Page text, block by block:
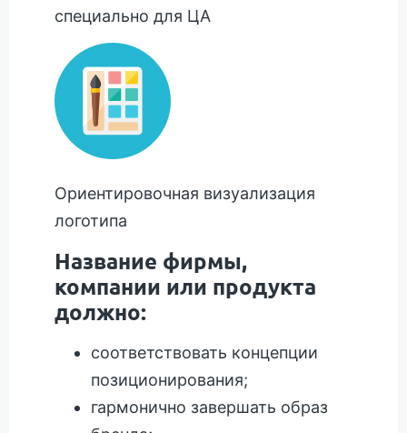
специально для ЦА
Ориентировочная визуализация
логотипа
Название фирмы,
компании или продукта
должно:
соответствовать концепции
позиционирования;
гармонично завершать образ